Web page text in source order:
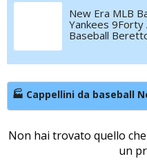
New Era MLB
Yankees 9Forty
Baseball
🏭 Cappellini da baseball
Non hai trovato quello
un